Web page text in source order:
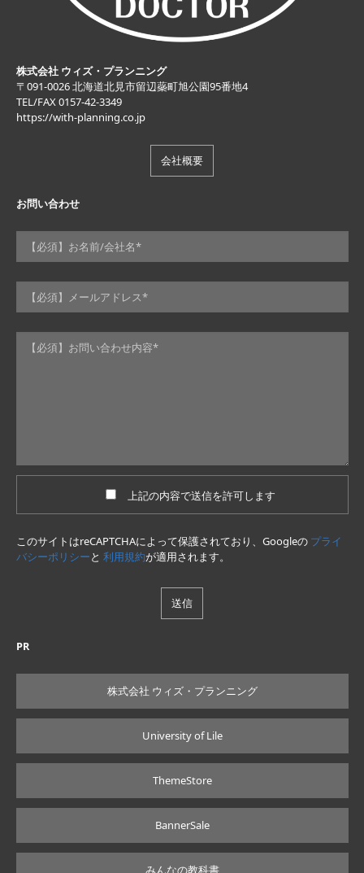
株式会社 ウィズ・プランニング
〒091-0026 北海道北見市留辺蘂町旭公園95番地4
TEL/FAX 0157-42-3349
https://with-planning.co.jp
会社概要
お問い合わせ
上記の内容で送信を許可します
このサイトはreCAPTCHAによって保護されており、Googleの プライ
バシーポリシーと 利用規約が適用されます。
PR
株式会社 ウィズ・プランニング
University of Lile
ThemeStore
BannerSale
みんなの教科書